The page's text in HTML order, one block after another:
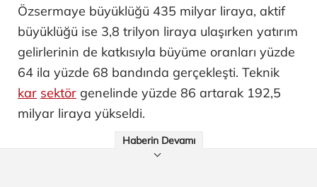
Özsermaye büyüklüğü 435 milyar liraya, aktif
büyüklüğü ise 3,8 trilyon liraya ulaşırken yatırım
gelirlerinin de katkısıyla büyüme oranları yüzde
64 ila yüzde 68 bandında gerçekleşti. Teknik
kar sektör genelinde yüzde 86 artarak 192,5
milyar liraya yükseldi.
Haberin Devamı